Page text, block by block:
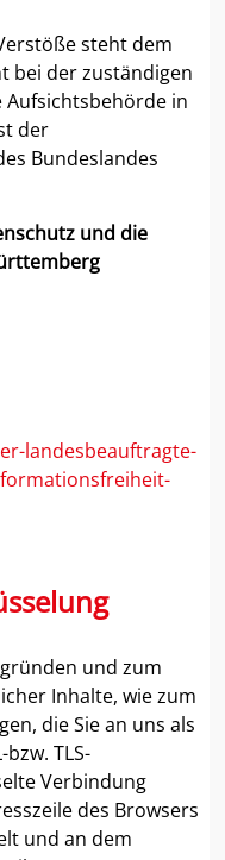
steht dem
bei der zuständigen
Aufsichtsbehörde in
der
Bundeslandes
und die
landesbeauftragte-
und zum
Inhalte, wie zum
die Sie an uns als
TLS-
Verbindung
des Browsers
und an dem